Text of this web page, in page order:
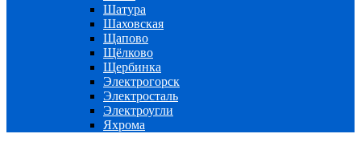
Шатура
Шаховская
Щапово
Щёлково
Щербинка
Электрогорск
Электросталь
Электроугли
Яхрома